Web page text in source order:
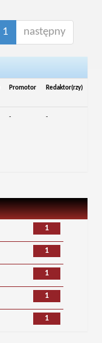
1 następny
Promotor Redaktor(rzy)
- -
1
1
1
1
1